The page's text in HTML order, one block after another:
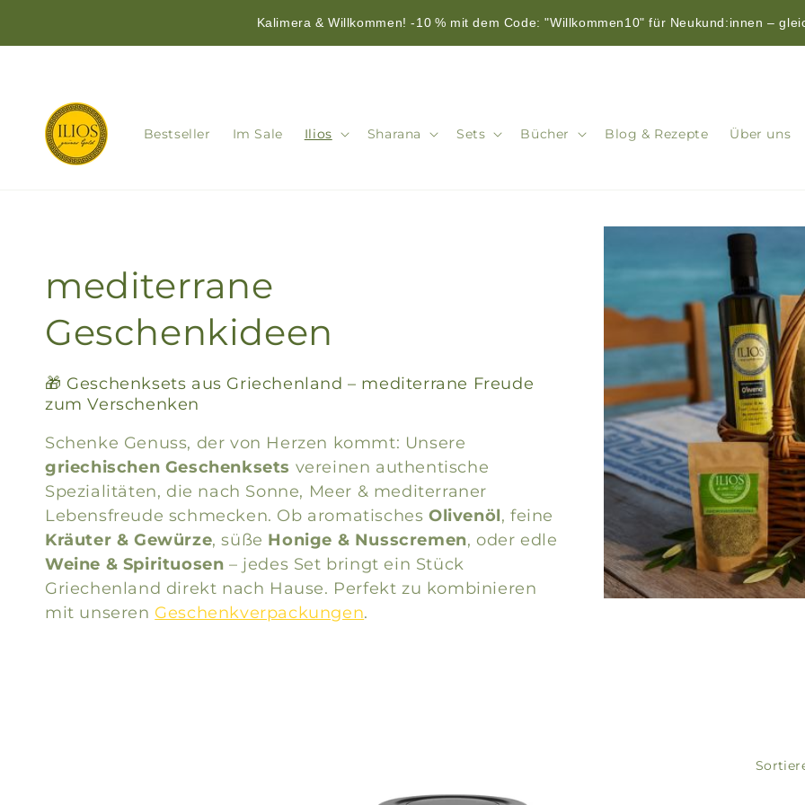
Kalimera & Willkommen! -10 % mit dem Code: "Willkommen10" für Neukund:innen –
Inhalt
Bestseller Im Sale Ilios Sharana Sets Bücher Blog & Rezepte Über uns
mediterrane
Geschenkideen
🎁 Geschenksets aus Griechenland – mediterrane Freude
zum Verschenken
Schenke Genuss, der von Herzen kommt: Unsere
griechischen Geschenksets vereinen authentische
Spezialitäten, die nach Sonne, Meer & mediterraner
Lebensfreude schmecken. Ob aromatischesOlivenöl, feine
Kräuter & Gewürze, süße Honige & Nusscremen, oder edle
Weine & Spirituosen – jedes Set bringt ein Stück
Griechenland direkt nach Hause. Perfekt zu kombinieren
mit unseren Geschenkverpackungen.